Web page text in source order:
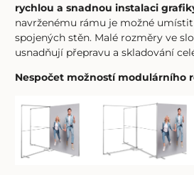
rychlou a snadnou instalaci
navrženému rámu je možné
spojených stěn. Malé rozměry ve
usnadňují přepravu a skladování
Nespočet možností modulárního